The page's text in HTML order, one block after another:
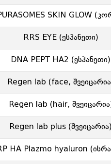
SKIN GLOW
RRS EYE (ესპანეთი)
DNA PEPT HA2 (ესპანეთი)
Regen lab (face,
Regen lab (hair,
Regen lab plus (შვეიცარია)
HA Plazmo hyaluron